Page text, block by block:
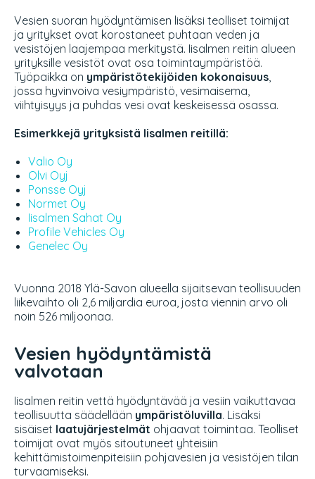
Vesien suoran hyödyntämisen lisäksi teolliset toimijat
ja yritykset ovat korostaneet puhtaan veden ja
vesistöjen laajempaa merkitystä. Iisalmen reitin alueen
yrityksille vesistöt ovat osa toimintaympäristöä.
Työpaikka on ympäristötekijöiden kokonaisuus
jossa hyvinvoiva vesiympäristö, vesimaisema,
viihtyisyys ja puhdas vesi ovat keskeisessä osassa.
Esimerkkejä yrityksistä Iisalmen reitillä:
Valio Oy
Olvi Oyj
Ponsse Oyj
Normet Oy
Iisalmen Sahat Oy
Profile Vehicles Oy
Genelec Oy
Vuonna 2018 Ylä-Savon alueella sijaitsevan teollisuuden
liikevaihto oli 2,6 miljardia euroa, josta viennin arvo oli
noin 526 miljoonaa.
Vesien hyödyntämistä
valvotaan
Iisalmen reitin vettä hyödyntävää ja vesiin vaikuttavaa
teollisuutta säädellään ympäristöluvilla. Lisäksi
sisäiset laatujärjestelmät ohjaavat toimintaa. Teolliset
toimijat ovat myös sitoutuneet yhteisiin
kehittämistoimenpiteisiin pohjavesien ja vesistöjen tilan
turvaamiseksi.